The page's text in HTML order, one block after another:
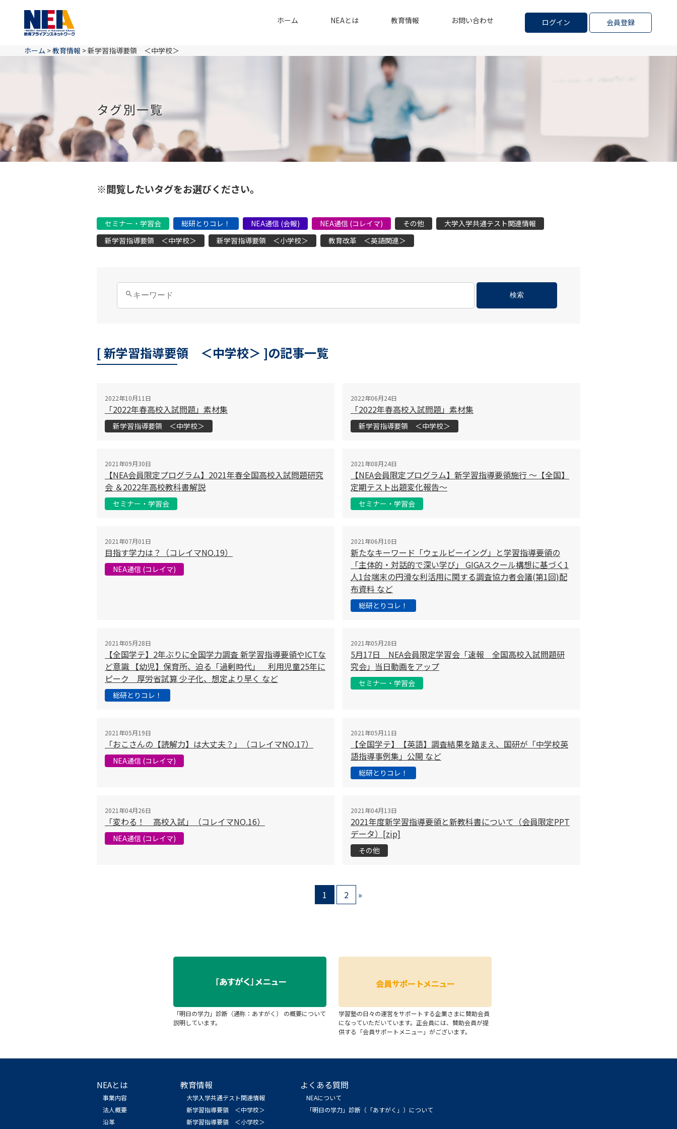
ログイン 会員登録
ホーム NEAとは 教育情報 お問い合わせ
ホーム >教育情報 >新学習指導要領 ＜中学校＞
タグ別一覧
※閲覧したいタグをお選びください。
セミナー・学習会 総研とりコレ！ NEA通信 (会報) NEA通信 (コレイマ) その他
大学入学共通テスト関連情報
新学習指導要領 ＜中学校＞
新学習指導要領 ＜小学校＞ 教育改革 ＜英語関連＞
検索
[ 新学習指導要領 ＜中学校＞ ]の記事一覧
2022年10月11日
「2022年春高校入試問題」素材集
新学習指導要領 ＜中学校＞
2022年06月24日
「2022年春高校入試問題」素材集
新学習指導要領 ＜中学校＞
2021年09月30日
【NEA会員限定プログラム】2021年春全国高校入試問題研究
会 ＆2022年高校教科書解説
セミナー・学習会
2021年08月24日
【NEA会員限定プログラム】新学習指導要領施行 ～【全国】
定期テスト出題変化報告～
セミナー・学習会
2021年07月01日
目指す学力は？（コレイマNO.19）
NEA通信 (コレイマ)
2021年06月10日
新たなキーワード「ウェルビーイング」と学習指導要領の
「主体的・対話的で深い学び」 GIGAスクール構想に基づく1
人1台端末の円滑な利活用に関する調査協力者会議(第1回)配
布資料 など
総研とりコレ！
2021年05月28日
【全国学テ】2年ぶりに全国学力調査 新学習指導要領やICTな
ど意識 【幼児】保育所、迫る「過剰時代」 利用児童25年に
ピーク 厚労省試算 少子化、想定より早く など
総研とりコレ！
2021年05月28日
5月17日 NEA会員限定学習会「速報 全国高校入試問題研
究会」当日動画をアップ
セミナー・学習会
2021年05月19日
「おこさんの【読解力】は大丈夫？」（コレイマNO.17）
NEA通信 (コレイマ)
2021年05月11日
【全国学テ】【英語】調査結果を踏まえ、国研が「中学校英
語指導事例集」公開 など
総研とりコレ！
2021年04月26日
「変わる！ 高校入試」（コレイマNO.16）
NEA通信 (コレイマ)
2021年04月13日
2021年度新学習指導要領と新教科書について（会員限定PPT
データ）[zip]
その他
1 2 »
「明日の学力」診断（通称：あすがく） の概要について
説明しています。
学習塾の日々の運営をサポートする企業さまに賛助会員
になっていただいています。正会員には、賛助会員が提
供する「会員サポートメニュー」がございます。
NEAとは
事業内容
法人概要
沿革
教育情報
大学入学共通テスト関連情報
新学習指導要領 ＜中学校＞
新学習指導要領 ＜小学校＞
よくある質問
NEAについて
「明日の学力」診断（「あすがく」）について